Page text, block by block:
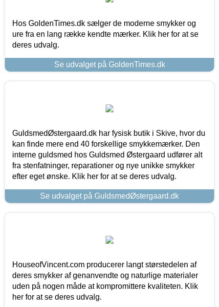
Hos GoldenTimes.dk sælger de moderne smykker og
ure fra en lang række kendte mærker. Klik her for at se
deres udvalg.
Se udvalget på GoldenTimes.dk
GuldsmedØstergaard.dk har fysisk butik i Skive, hvor du
kan finde mere end 40 forskellige smykkemærker. Den
interne guldsmed hos Guldsmed Østergaard udfører alt
fra stenfatninger, reparationer og nye unikke smykker
efter eget ønske. Klik her for at se deres udvalg.
Se udvalget på GuldsmedØstergaard.dk
HouseofVincent.com producerer langt størstedelen af
deres smykker af genanvendte og naturlige materialer
uden på nogen måde at kompromittere kvaliteten. Klik
her for at se deres udvalg.